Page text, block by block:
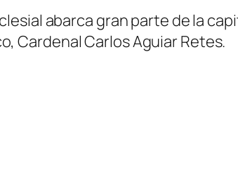
abarca gran parte de la
Cardenal Carlos Aguiar Retes.